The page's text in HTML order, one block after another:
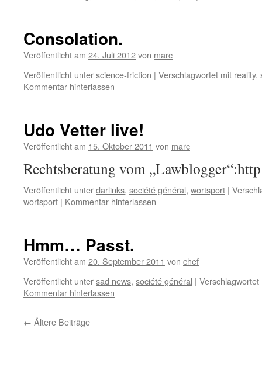
Consolation.
Veröffentlicht am 24. Juli 2012von marc
Veröffentlicht unterscience-friction | Verschlagwortet mit reality,
Kommentar hinterlassen
Udo Vetter live!
Veröffentlicht am 15. Oktober 2011 von marc
Rechtsberatung vom
Veröffentlicht unterdarlinks, société général, wortsport |
wortsport | Kommentar hinterlassen
Hmm… Passt.
Veröffentlicht am 20. September 2011 von chef
Veröffentlicht untersad news, société général | Verschlagwortet
Kommentar hinterlassen
← Ältere Beiträge